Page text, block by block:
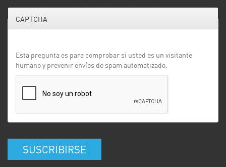
CAPTCHA
Esta pregunta es para comprobar si usted es un visitante
humano y prevenir envíos de spam automatizado.
SUSCRIBIRSE